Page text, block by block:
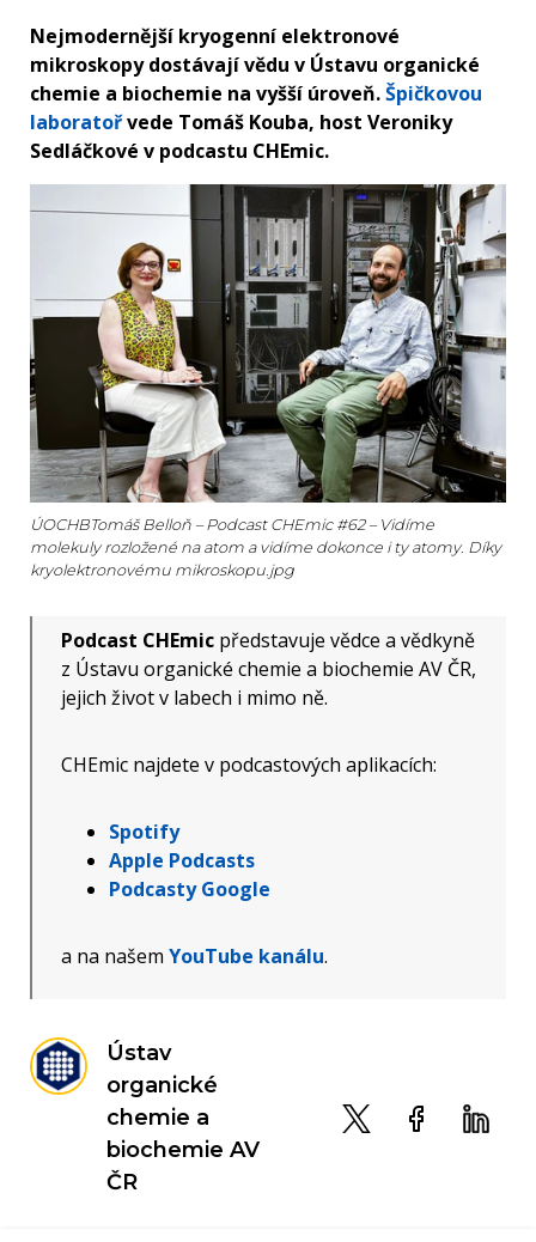
Nejmodernější kryogenní elektronové
mikroskopy dostávají vědu v Ústavu organické
chemie a biochemie na vyšší úroveň.Špičkovou
laboratořvede Tomáš Kouba, host Veroniky
Sedláčkové v podcastu CHEmic.
ÚOCHBTomáš Belloň – Podcast CHEmic #62 – Vidíme
molekuly rozložené na atom a vidíme dokonce i ty atomy. Díky
kryolektronovému mikroskopu.jpg
Podcast CHEmic představuje vědce a vědkyně
z Ústavu organické chemie a biochemie AV ČR,
jejich život v labech i mimo ně.
CHEmic najdete v podcastových aplikacích:
Spotify
Apple Podcasts
Podcasty Google
a na našemYouTube kanálu.
Ústav
organické
chemie a
biochemie AV
ČR